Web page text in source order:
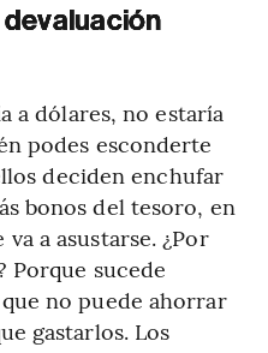
a dólares, no estaría
podes esconderte
deciden enchufar
bonos del tesoro, en
a asustarse. ¿Por
sucede
no puede ahorrar
gastarlos. Los